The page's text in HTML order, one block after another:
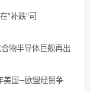
“补跌”可
物半导体巨舰再出
美国—欧盟经贸争